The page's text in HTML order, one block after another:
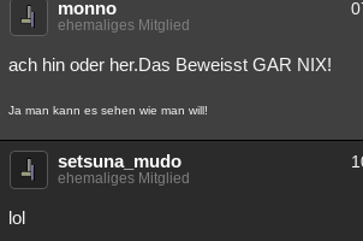
monno
ehemaliges Mitglied
ach hin oder her.Das Beweisst GAR NIX!
Ja man kann es sehen wie man will!
setsuna_mudo
ehemaliges Mitglied
lol